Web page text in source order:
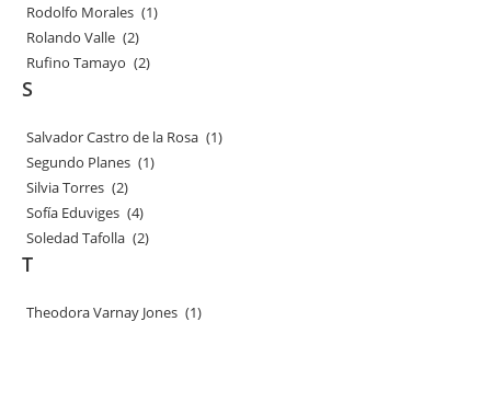
Rodolfo Morales (1)
Rolando Valle (2)
Rufino Tamayo (2)
S
Salvador Castro de la Rosa (1)
Segundo Planes (1)
Silvia Torres (2)
Sofía Eduviges (4)
Soledad Tafolla (2)
T
Theodora Varnay Jones (1)